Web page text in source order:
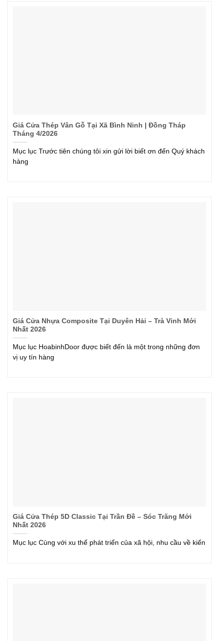
Giá Cửa Thép Vân Gỗ Tại Xã Bình Ninh | Đồng Tháp
Tháng 4/2026
Mục lục Trước tiên chúng tôi xin gửi lời biết ơn đến Quý khách
hàng
Giá Cửa Nhựa Composite Tại Duyên Hải – Trà Vinh Mới
Nhất 2026
Mục lục HoabinhDoor được biết đến là một trong những đơn
vị uy tín hàng
Giá Cửa Thép 5D Classic Tại Trần Đề – Sóc Trăng Mới
Nhất 2026
Mục lục Cùng với xu thế phát triển của xã hội, nhu cầu về kiến